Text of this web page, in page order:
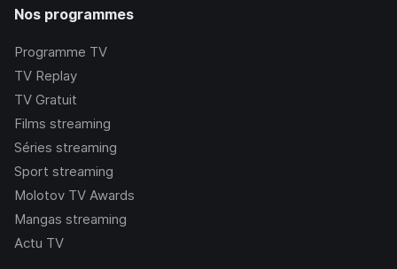
Nos programmes
Programme TV
TV Replay
TV Gratuit
Films streaming
Séries streaming
Sport streaming
Molotov TV Awards
Mangas streaming
Actu TV